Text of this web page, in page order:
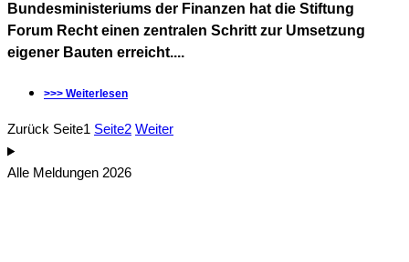
Bundesministeriums der Finanzen hat die Stiftung
Forum Recht einen zentralen Schritt zur Umsetzung
eigener Bauten erreicht....
>>> Weiterlesen
Zurück Seite1 Seite2 Weiter
Alle Meldungen 2026